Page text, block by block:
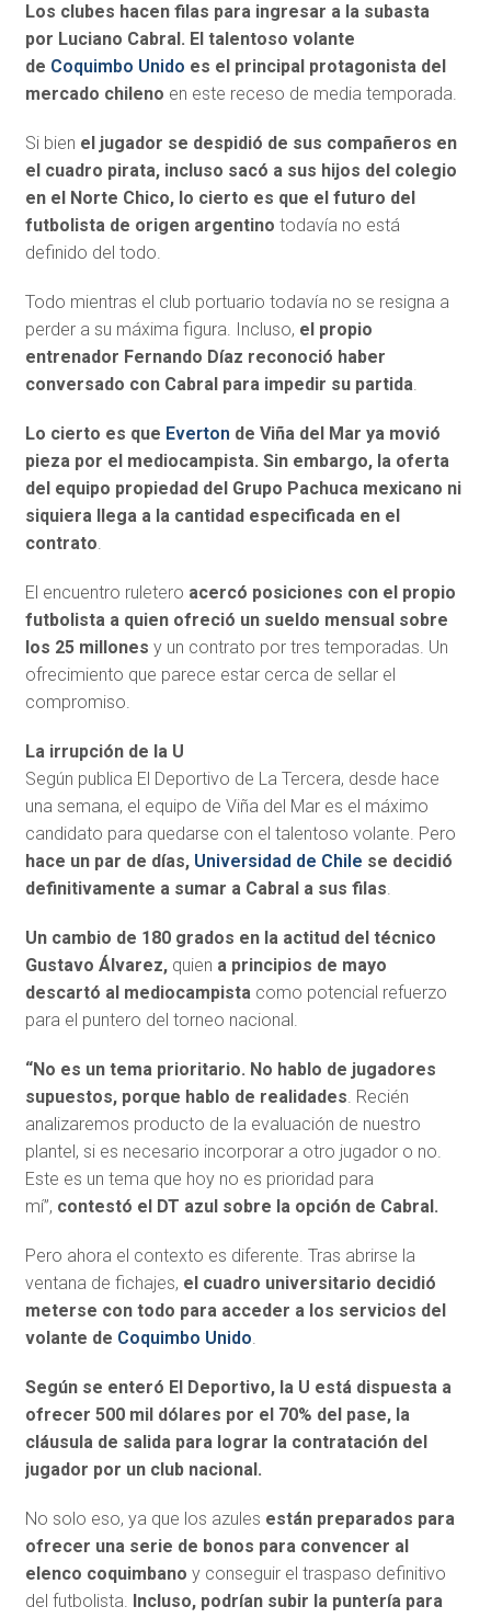
Los clubes hacen filas para ingresar a la subasta
por Luciano Cabral . El talentoso volante
de Coquimbo Unido es el principal protagonista del
mercado chileno en este receso de media temporada.
Si bien el jugador se despidió de sus compañeros en
el cuadro pirata, incluso sacó a sus hijos del colegio
en el Norte Chico, lo cierto es que el futuro del
futbolista de origen argentino todavía no está
definido del todo.
Todo mientras el club portuario todavía no se resigna a
perder a su máxima figura. Incluso, el propio
entrenador Fernando Díaz reconoció haber
conversado con Cabral para impedir su partida.
Lo cierto es que Everton de Viña del Mar ya movió
pieza por el mediocampista. Sin embargo, la oferta
del equipo propiedad del Grupo Pachuca mexicano ni
siquiera llega a lacantidad especificada en el
contrato.
El encuentro ruletero acercó posiciones con el propio
futbolista a quien ofreció un sueldo mensual sobre
los 25 millones y un contrato por tres temporadas. Un
ofrecimiento que parece estar cerca de sellar el
compromiso.
La irrupción de la U
Según publica El Deportivo de La Tercera, desde hace
una semana, el equipo de Viña del Mar es el máximo
candidato para quedarse con el talentoso volante. Pero
hace un par de días, Universidad de Chile se decidió
definitivamente a sumar a Cabral a sus filas.
Un cambio de 180 grados en la actitud del técnico
Gustavo Álvarez, quien a principios de mayo
descartó al mediocampista como potencial refuerzo
para el puntero del torneo nacional.
“No es un tema prioritario. No hablo de jugadores
supuestos, porque hablo de realidades. Recién
analizaremos producto de la evaluación de nuestro
plantel, si es necesario incorporar a otro jugador o no.
Este es un tema que hoy no es prioridad para
mí”, contestó el DT azul sobre la opción de Cabral.
Pero ahora el contexto es diferente. Tras abrirse la
ventana de fichajes, el cuadro universitario decidió
meterse con todo para acceder a los servicios del
volante de Coquimbo Unido.
Según se enteró El Deportivo, la U está dispuesta a
ofrecer 500 mil dólares por el 70% del pase, la
cláusula de salida para lograr la contratación del
jugador por un club nacional.
No solo eso, ya que los azules están preparados para
ofrecer una serie de bonos para convencer al
elenco coquimbano y conseguir el traspaso definitivo
del futbolista. Incluso, podrían subir la puntería para